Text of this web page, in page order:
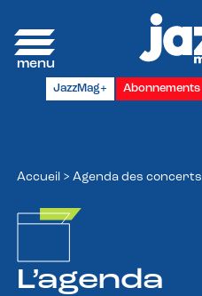
JazzMag+ Abonnements
Accueil > Agenda des concerts
L’agenda